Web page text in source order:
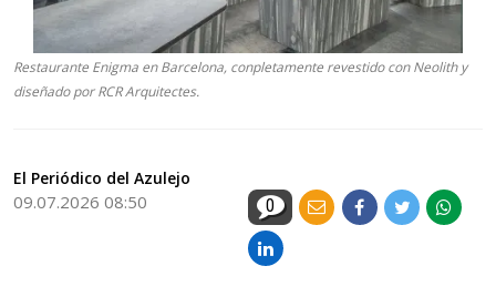
Restaurante Enigma en Barcelona, conpletamente revestido con Neolith y
diseñado por RCR Arquitectes.
El Periódico del Azulejo
09.07.2026 08:50 0